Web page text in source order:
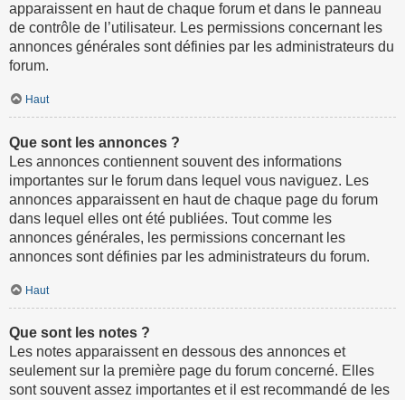
apparaissent en haut de chaque forum et dans le panneau
de contrôle de l’utilisateur. Les permissions concernant les
annonces générales sont définies par les administrateurs du
forum.
Haut
Que sont les annonces ?
Les annonces contiennent souvent des informations
importantes sur le forum dans lequel vous naviguez. Les
annonces apparaissent en haut de chaque page du forum
dans lequel elles ont été publiées. Tout comme les
annonces générales, les permissions concernant les
annonces sont définies par les administrateurs du forum.
Haut
Que sont les notes ?
Les notes apparaissent en dessous des annonces et
seulement sur la première page du forum concerné. Elles
sont souvent assez importantes et il est recommandé de les